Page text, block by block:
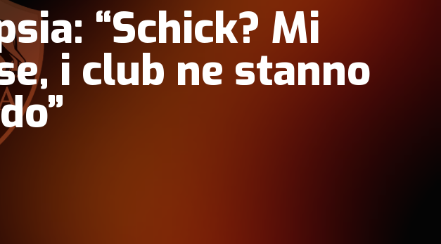
“Schick? Mi
i club ne stanno